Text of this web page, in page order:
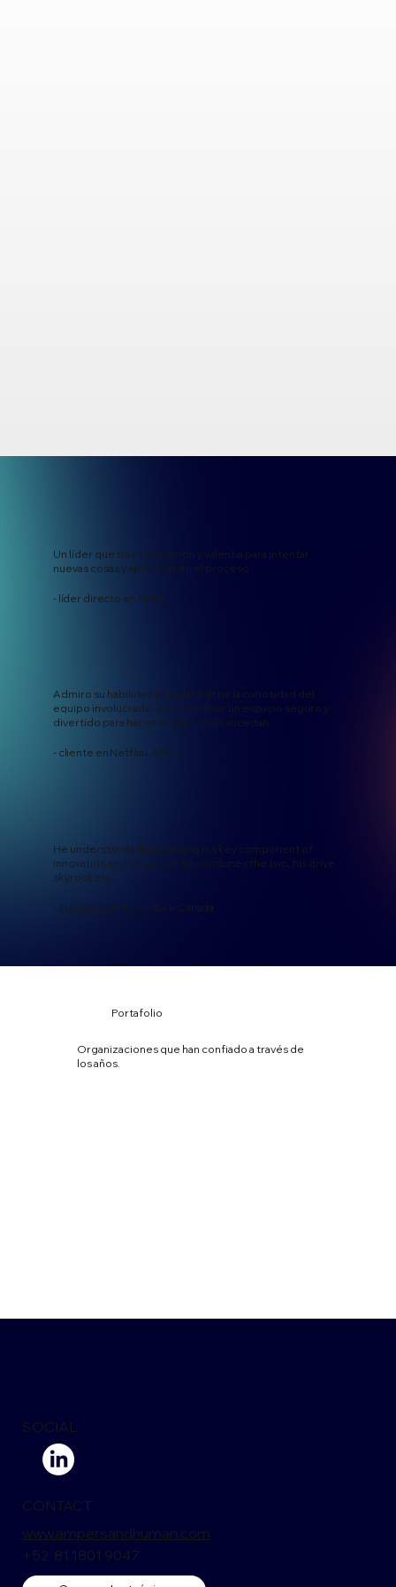
Un líder que trae inspiración y valentía para intentar
nuevas cosas y aprender en el proceso.
- líder directo en GBM
Admiro su habilidad para despertar la curiosidad del
equipo involucrado, y de construir un espacio seguro y
divertido para hacer que las cosas sucedan.
- cliente en Netflix LATAM
He understands that learning is a key component of
innovation and whenever he combines the two, his drive
skyrockets.
- colleague at Accenture Canada
Portafolio
Organizaciones que han confiado a través de
los años.
SOCIAL
CONTACT
www.ampersandhuman.com
+52 81 1801 9047